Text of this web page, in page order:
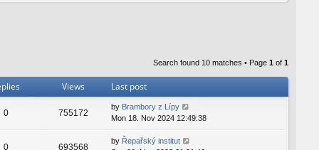
Search found 10 matches • Page 1 of 1
Views Last post
0 755172
by Brambory z Lípy
Mon 18. Nov 2024 12:49:38
0 693568
by Řepařský institut